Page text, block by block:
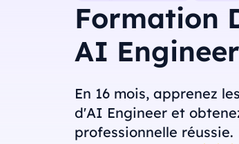
Formation
AI
En 16 mois, apprenez
d'AI Engineer et
professionnelle réussie.